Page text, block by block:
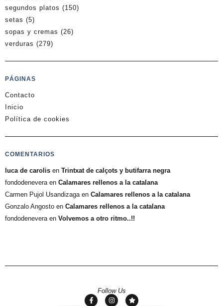
segundos platos (150)
setas (5)
sopas y cremas (26)
verduras (279)
PÁGINAS
Contacto
Inicio
Política de cookies
COMENTARIOS
luca de carolis en Trintxat de calçots y butifarra negra
fondodenevera en Calamares rellenos a la catalana
Carmen Pujol Usandizaga en Calamares rellenos a la catalana
Gonzalo Angosto en Calamares rellenos a la catalana
fondodenevera en Volvemos a otro ritmo..!!
Follow Us